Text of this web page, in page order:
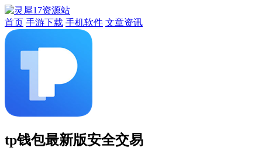
首页 手游下载 手机软件 文章资讯
tp钱包最新版安全交易